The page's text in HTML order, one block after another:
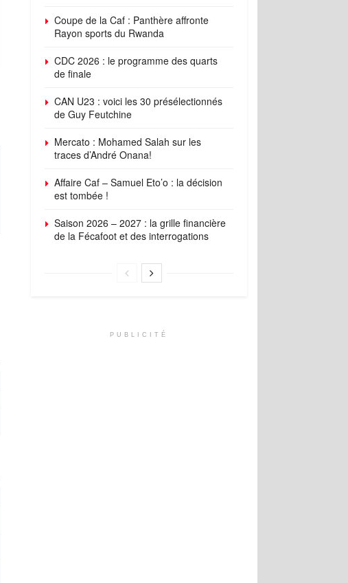
Coupe de la Caf : Panthère affronte
Rayon sports du Rwanda
CDC 2026 : le programme des quarts
de finale
CAN U23 : voici les 30 présélectionnés
de Guy Feutchine
Mercato : Mohamed Salah sur les
traces d’André Onana!
Affaire Caf – Samuel Eto’o : la décision
est tombée !
Saison 2026 – 2027 : la grille financière
de la Fécafoot et des interrogations
PUBLICITÉ